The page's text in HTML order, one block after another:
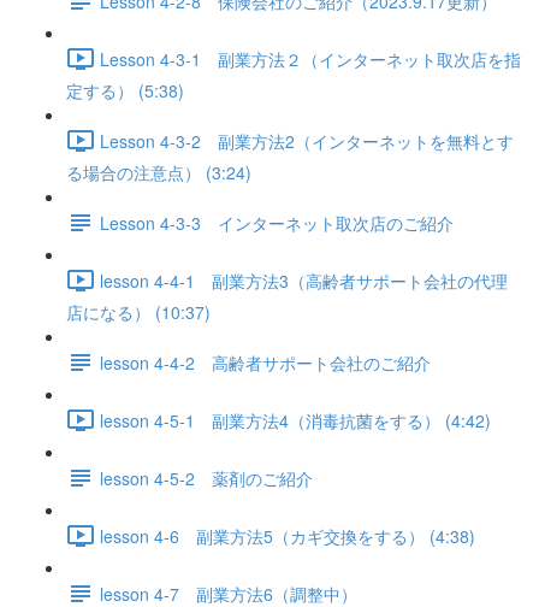
Lesson 4-3-1 副業方法２（インターネット取次店を指
定する） (5:38)
Lesson 4-3-2 副業方法2（インターネットを無料とす
る場合の注意点） (3:24)
Lesson 4-3-3 インターネット取次店のご紹介
lesson 4-4-1 副業方法3（高齢者サポート会社の代理
店になる） (10:37)
lesson 4-4-2 高齢者サポート会社のご紹介
lesson 4-5-1 副業方法4（消毒抗菌をする） (4:42)
lesson 4-5-2 薬剤のご紹介
lesson 4-6 副業方法5（カギ交換をする） (4:38)
lesson 4-7 副業方法6（調整中）